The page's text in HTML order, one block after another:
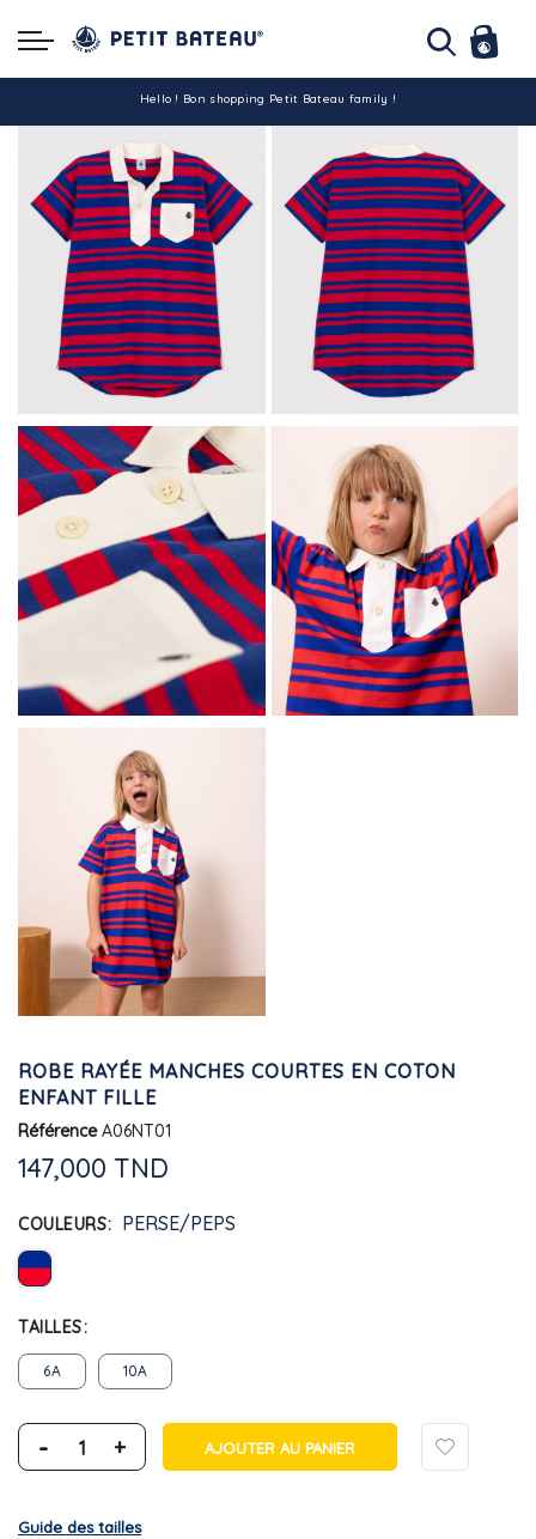
La livraison est assurée partout en Tunisie !
-10% pour tout paiement par carte bancaire (hors promo)
ROBE RAYÉE MANCHES COURTES EN COTON
ENFANT FILLE
Référence A06NT01
147,000 TND
COULEURS PERSE/PEPS
TAILLES
6A 10A
- + AJOUTER AU PANIER
Guide des tailles